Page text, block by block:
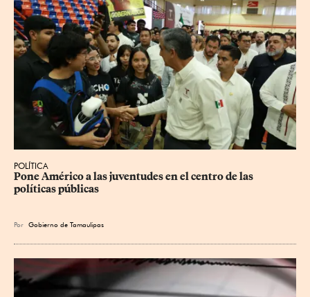
POLÍTICA
Pone Américo a las juventudes en el centro de las
políticas públicas
Por Gobierno de Tamaulipas